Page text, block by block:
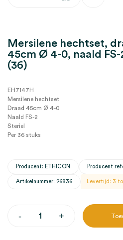
Mersilene hechtset,
45cm Ø 4-0, naald FS-
(36)
EH7147H
Mersilene hechtset
Draad 45cm Ø 4-0
Naald FS-2
Steriel
Per 36 stuks
Producent: ETHICON Producent
Artikelnummer: 26836 Levertijd: 3
-Mersilene
+